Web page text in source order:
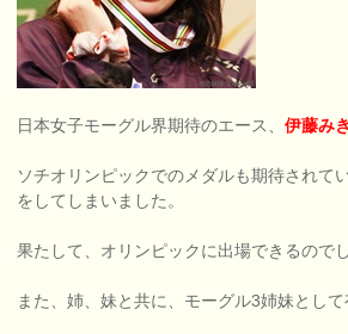
日本女子モーグル界期待のエース、伊藤み
ソチオリンピックでのメダルも期待されて
をしてしまいました。
果たして、オリンピックに出場できるので
また、姉、妹と共に、モーグル3姉妹として